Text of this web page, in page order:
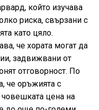
който изучава
риска, свързани с
като цяло.
че хората могат да
задвижвани от
отговорност. По
че оръжията с
човешката цена на